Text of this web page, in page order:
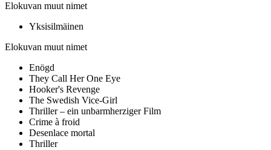
Elokuvan muut nimet
Yksisilmäinen
Elokuvan muut nimet
Enögd
They Call Her One Eye
Hooker's Revenge
The Swedish Vice-Girl
Thriller – ein unbarmherziger Film
Crime à froid
Desenlace mortal
Thriller